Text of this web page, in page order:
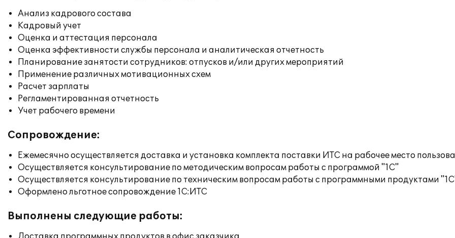
Анализ кадрового состава
Кадровый учет
Оценка и аттестация персонала
Оценка эффективности службы персонала и аналитическая отчетность
Планирование занятости сотрудников: отпусков и/или других мероприятий
Применение различных мотивационных схем
Расчет зарплаты
Регламентированная отчетность
Учет рабочего времени
Сопровождение:
Ежемесячно осуществляется доставка и установка комплекта поставки ИТС на рабочее место
Осуществляется консультирование по методическим вопросам работы с программой "1С"
Осуществляется консультирование по техническим вопросам работы с программными продуктами
Оформлено льготное сопровождение 1С:ИТС
Выполнены следующие работы: